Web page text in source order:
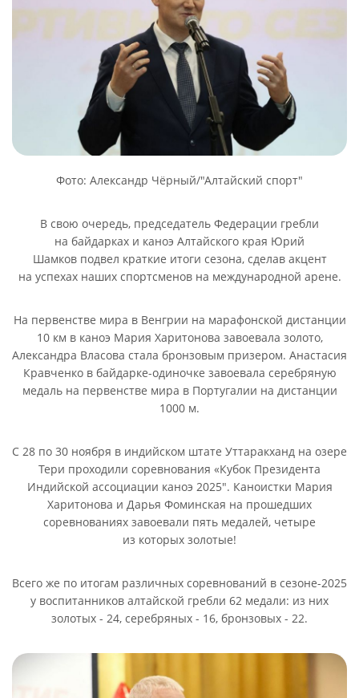
Фото: Александр Чёрный/"Алтайский спорт"
В свою очередь, председатель Федерации гребли
на байдарках и каноэ Алтайского края Юрий
Шамков подвел краткие итоги сезона, сделав акцент
на успехах наших спортсменов на международной арене.
На первенстве мира в Венгрии на марафонской дистанции
10 км в каноэ Мария Харитонова завоевала золото,
Александра Власова стала бронзовым призером. Анастасия
Кравченко в байдарке-одиночке завоевала серебряную
медаль на первенстве мира в Португалии на дистанции
1000 м.
С 28 по 30 ноября в индийском штате Уттаракханд на озере
Тери проходили соревнования «Кубок Президента
Индийской ассоциации каноэ 2025″. Каноистки Мария
Харитонова и Дарья Фоминская на прошедших
соревнованиях завоевали пять медалей, четыре
из которых золотые!
Всего же по итогам различных соревнований в сезоне-2025
у воспитанников алтайской гребли 62 медали: из них
золотых - 24, серебряных - 16, бронзовых - 22.